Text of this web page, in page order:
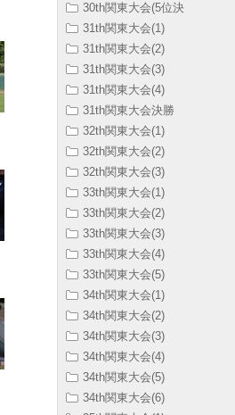
30th関東大会(5位決
31th関東大会(1)
31th関東大会(2)
31th関東大会(3)
31th関東大会(4)
31th関東大会決勝
32th関東大会(1)
32th関東大会(2)
32th関東大会(3)
33th関東大会(1)
33th関東大会(2)
33th関東大会(3)
33th関東大会(4)
33th関東大会(5)
34th関東大会(1)
34th関東大会(2)
34th関東大会(3)
34th関東大会(4)
34th関東大会(5)
34th関東大会(6)